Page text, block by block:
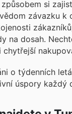
si
závazku k
na dosah.
o týdenních
úspory každý